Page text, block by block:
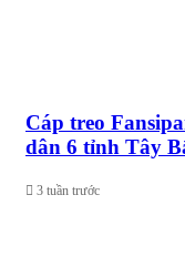
Cáp treo
dân 6 tỉnh Tây
3 tuần trước